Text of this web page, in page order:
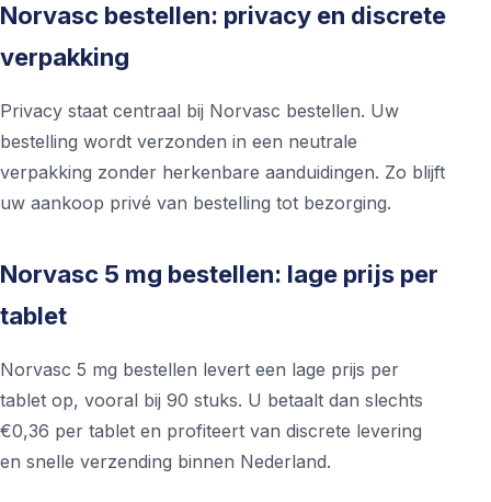
Norvasc bestellen: privacy en discrete
verpakking
Privacy staat centraal bij Norvasc bestellen. Uw
bestelling wordt verzonden in een neutrale
verpakking zonder herkenbare aanduidingen. Zo blijft
uw aankoop privé van bestelling tot bezorging.
Norvasc 5 mg bestellen: lage prijs per
tablet
Norvasc 5 mg bestellen levert een lage prijs per
tablet op, vooral bij 90 stuks. U betaalt dan slechts
€0,36 per tablet en profiteert van discrete levering
en snelle verzending binnen Nederland.